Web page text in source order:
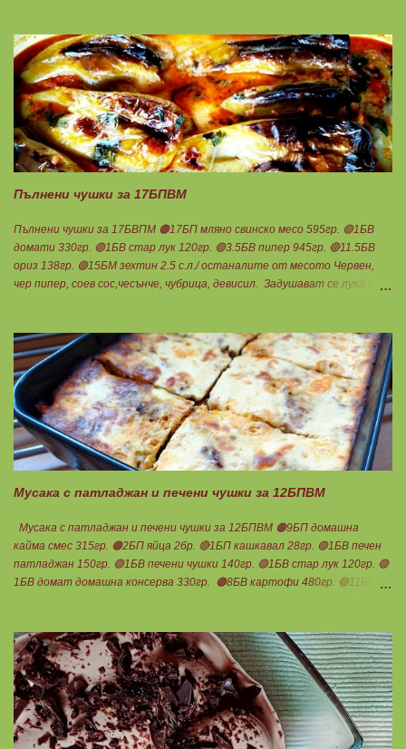
добре и се оставя на страна да набъбне. За чийз крема: 🟢3БП
обезмаслено крем сирене Кауфланд 200гр. + 1 равна с.л скир 🟠1БП
яйце 1бр. Ванилия Не подслаждам! За отгоре: 🟢4БВ сини сливи
360гр. Канела Мазнините са удвоени за белтъците и крем сиренето!
В голяма силиконова форма за тарт, разпределих така: 🥧1- ви слой
от кексово тесто 🥧2- ри слой чийз крем 🥧3- ти слой нарязани сини
сливи Канелата поръсих след изпичане, за да не е много натрапчива и
в голямо количество. Сладкиша изпекох в загрята фурна на 180
Пълнени чушки за 17БПВМ
Пълнени чушки за 17БВПМ 🟠17БП мляно свинско месо 595гр. 🟢1БВ
домати 330гр. 🟢1БВ стар лук 120гр. 🟢3.5БВ пипер 945гр. 🔴11.5БВ
ориз 138гр. 🟢15БМ зехтин 2.5 с.л./ останалите от месото Червен,
чер пипер, соев сос,чесънче, чубрица, девисил. Задушават се лука и
чаша вода. Готви се на слаб огън докато изври водата. Овкусява се с
останалите подправки и се пълня пиперките. Подреждат се в тава,
добавят се доматите, вода до средата на чушките и се пече до
готовност. В купичка се разбиват по 3 с.л кисело и прясно мляко,
които се добавят след като се извади гозбата от фурната.
Претегля се общото количество , разделя се на 17 и се определя за
1БПВМ. Предварително трябва да сте определили теглото на
тавата, в която се готвят чушките. Нека да ни е вкусно заедно!
Мусака с патладжан и печени чушки за 12БПВМ
Мусака с патладжан и печени чушки за 12БПВМ 🟠9БП домашна
кайма смес 315гр. 🟠2БП яйца 2бр. 🔴1БП кашкавал 28гр. 🟢1БВ печен
патладжан 150гр. 🟢1БВ печени чушки 140гр. 🟢1БВ стар лук 120гр. 🟢
1БВ домат домашна консерва 330гр. 🟠8БВ картофи 480гр. 🟢11БМ
кайма, може изобщо да не добавяте мазнини... Каймата се задушава с
лука и картофите. Всичко останало с3 нарязва и добавя към сместа.
Пече се до готовност. Заливката е от яйца,кашкавал и 150гр. кисело
мляко. Цялото количество можете да разпределите на порции и да
хапвате както предпочитате. Нека да ни е вкусно заедно! Люси